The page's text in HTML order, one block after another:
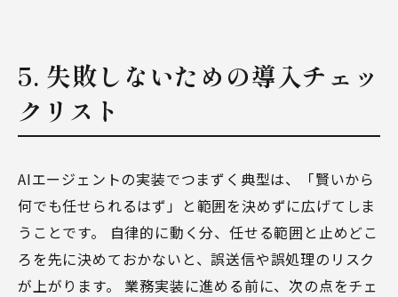
5. 失敗しないための導入チェッ
クリスト
AIエージェントの実装でつまずく典型は、「賢いから
何でも任せられるはず」と範囲を決めずに広げてしま
うことです。 自律的に動く分、任せる範囲と止めどこ
ろを先に決めておかないと、誤送信や誤処理のリスク
が上がります。 業務実装に進める前に、次の点をチェ